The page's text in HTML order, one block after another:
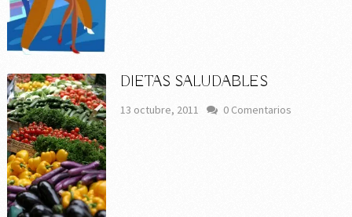
DIETAS SALUDABLES
13 octubre, 2011 0 Comentarios